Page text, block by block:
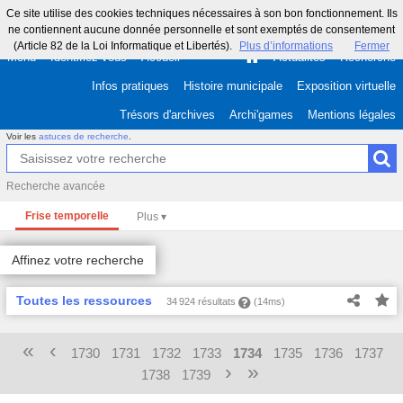
Ce site utilise des cookies techniques nécessaires à son bon fonctionnement. Ils
ne contiennent aucune donnée personnelle et sont exemptés de consentement
(Article 82 de la Loi Informatique et Libertés).
Plus d’informations Fermer
Menu Identifiez-vous Accueil Actualités Recherche
Infos pratiques Histoire municipale Exposition virtuelle
Trésors d'archives Archi'games Mentions légales
Voir les astuces de recherche
Recherche avancée
Frise temporelle
Affinez votre recherche
Toutes les ressources 34 924 résultats (14ms)
« ‹ 1730 1731 1732 1733 1734 1735 1736
1737
1738
1739 › »